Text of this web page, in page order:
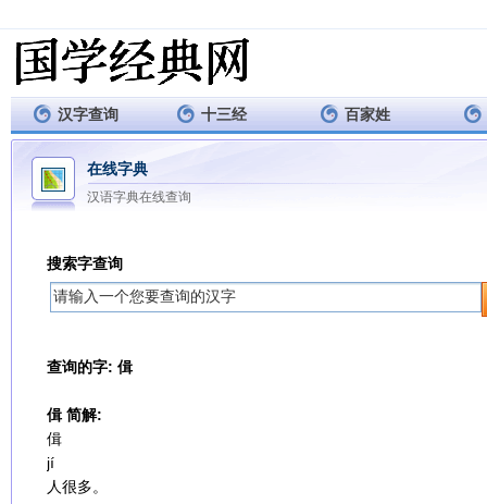
汉字查询 十三经 百家姓
在线字典
汉语字典在线查询
搜索字查询
查询的字: 偮
偮 简解:
偮
jí
人很多。